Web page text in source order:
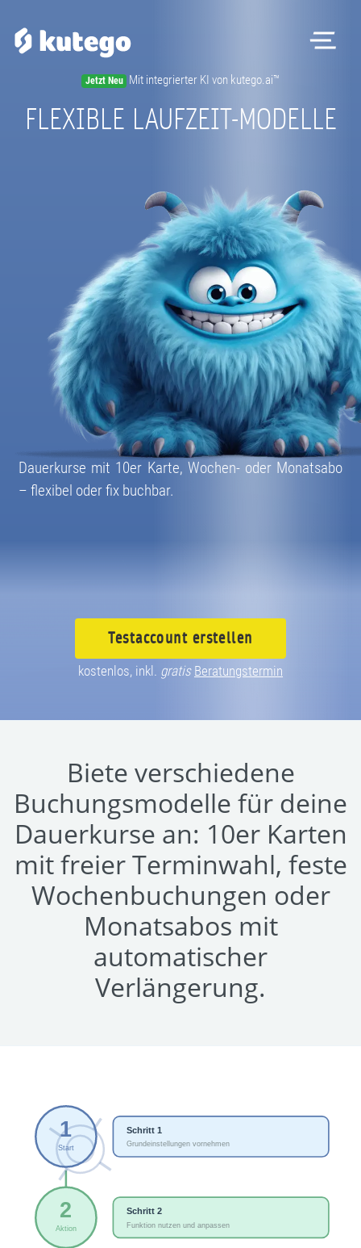
Jetzt Neu Mit integrierter KI von kutego.ai™
FLEXIBLE LAUFZEIT-MODELLE
Dauerkurse mit 10er Karte, Wochen- oder Monatsabo
– flexibel oder fix buchbar.
Testaccount erstellen
kostenlos, inkl. gratis Beratungstermin
Biete verschiedene
Buchungsmodelle für deine
Dauerkurse an: 10er Karten
mit freier Terminwahl, feste
Wochenbuchungen oder
Monatsabos mit
automatischer
Verlängerung.
Kontakt
Magazin
Registrieren
Beratungstermin
08004003055